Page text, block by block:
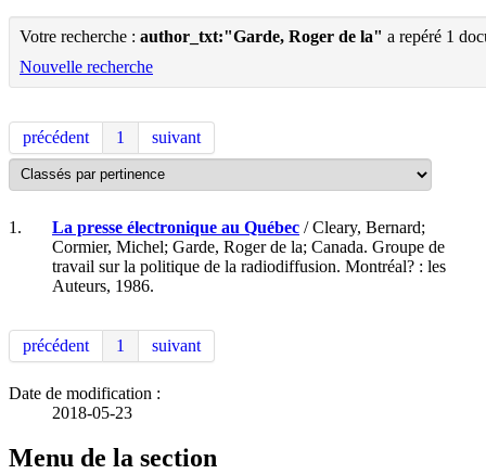
Votre recherche : author_txt:"Garde, Roger de la" a repéré 1
Nouvelle recherche
précédent 1 suivant
1. La presse électronique au Québec / Cleary, Bernard;
Cormier, Michel; Garde, Roger de la; Canada. Groupe de
travail sur la politique de la radiodiffusion. Montréal? : les
Auteurs, 1986.
précédent 1 suivant
Date de modification :
2018-05-23
Menu de la section